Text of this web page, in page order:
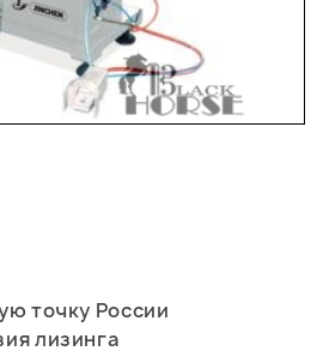
точку России
лизинга